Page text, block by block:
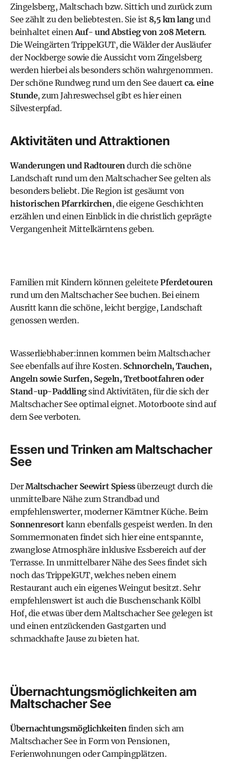
Zingelsberg, Maltschach bzw. Sittich und zurück zum
See zählt zu den beliebtesten. Sie ist 8,5 km langund
beinhaltet einenAuf- und Abstieg von 208 Metern.
DieWeingärten TrippelGUT, die Wälder der Ausläufer
der Nockberge sowie die Aussicht vom Zingelsberg
werden hierbei als besonders schön wahrgenommen.
Der schöne Rundweg rund um den See dauert ca. eine
Stunde, zum Jahreswechsel gibt es hier einen
Silvesterpfad.
Aktivitäten und Attraktionen
Wanderungen und Radtourendurch die schöne
Landschaft rund um den Maltschacher See gelten als
besonders beliebt. Die Region ist gesäumt von
historischen Pfarrkirchen, die eigene Geschichten
erzählen und einen Einblick in die christlich geprägte
Vergangenheit Mittelkärntens geben.
Familien mit Kindern können geleitete Pferdetouren
rund um den Maltschacher See buchen. Bei einem
Ausritt kann die schöne, leicht bergige, Landschaft
genossen werden.
Wasserliebhaber:innen kommen beim Maltschacher
See ebenfalls auf ihre Kosten. Schnorcheln, Tauchen,
Angeln sowie Surfen, Segeln, Tretbootfahren oder
Stand-up-Paddlingsind Aktivitäten, für die sich der
Maltschacher See optimal eignet. Motorboote sind auf
dem See verboten.
Essen und Trinken am Maltschacher
See
DerMaltschacher Seewirt Spiessüberzeugt durch die
unmittelbare Nähe zum Strandbad und
empfehlenswerter, moderner Kärntner Küche. Beim
Sonnenresortkann ebenfalls gespeist werden. In den
Sommermonaten findet sich hier eine entspannte,
zwanglose Atmosphäre inklusive Essbereich auf der
Terrasse. In unmittelbarer Nähe des Sees findet sich
noch dasTrippelGUT, welches neben einem
Restaurant auch ein eigenes Weingut besitzt. Sehr
empfehlenswert ist auch die Buschenschank Kölbl
Hof, die etwas über dem Maltschacher See gelegen ist
und einen entzückenden Gastgarten und
schmackhafte Jause zu bieten hat.
Übernachtungsmöglichkeiten am
Maltschacher See
Übernachtungsmöglichkeitenfinden sich am
Maltschacher See in Form von Pensionen,
Ferienwohnungen oder Campingplätzen.